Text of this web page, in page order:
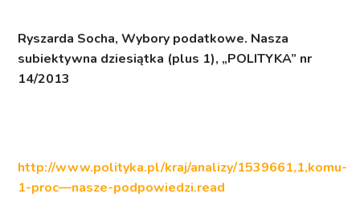
Ryszarda Socha,Wybory podatkowe. Nasza
subiektywna dziesiątka (plus 1), „POLITYKA” nr
14/2013
http://www.polityka.pl/kraj/analizy/1539661,1,komu-
1-proc—nasze-podpowiedzi.read